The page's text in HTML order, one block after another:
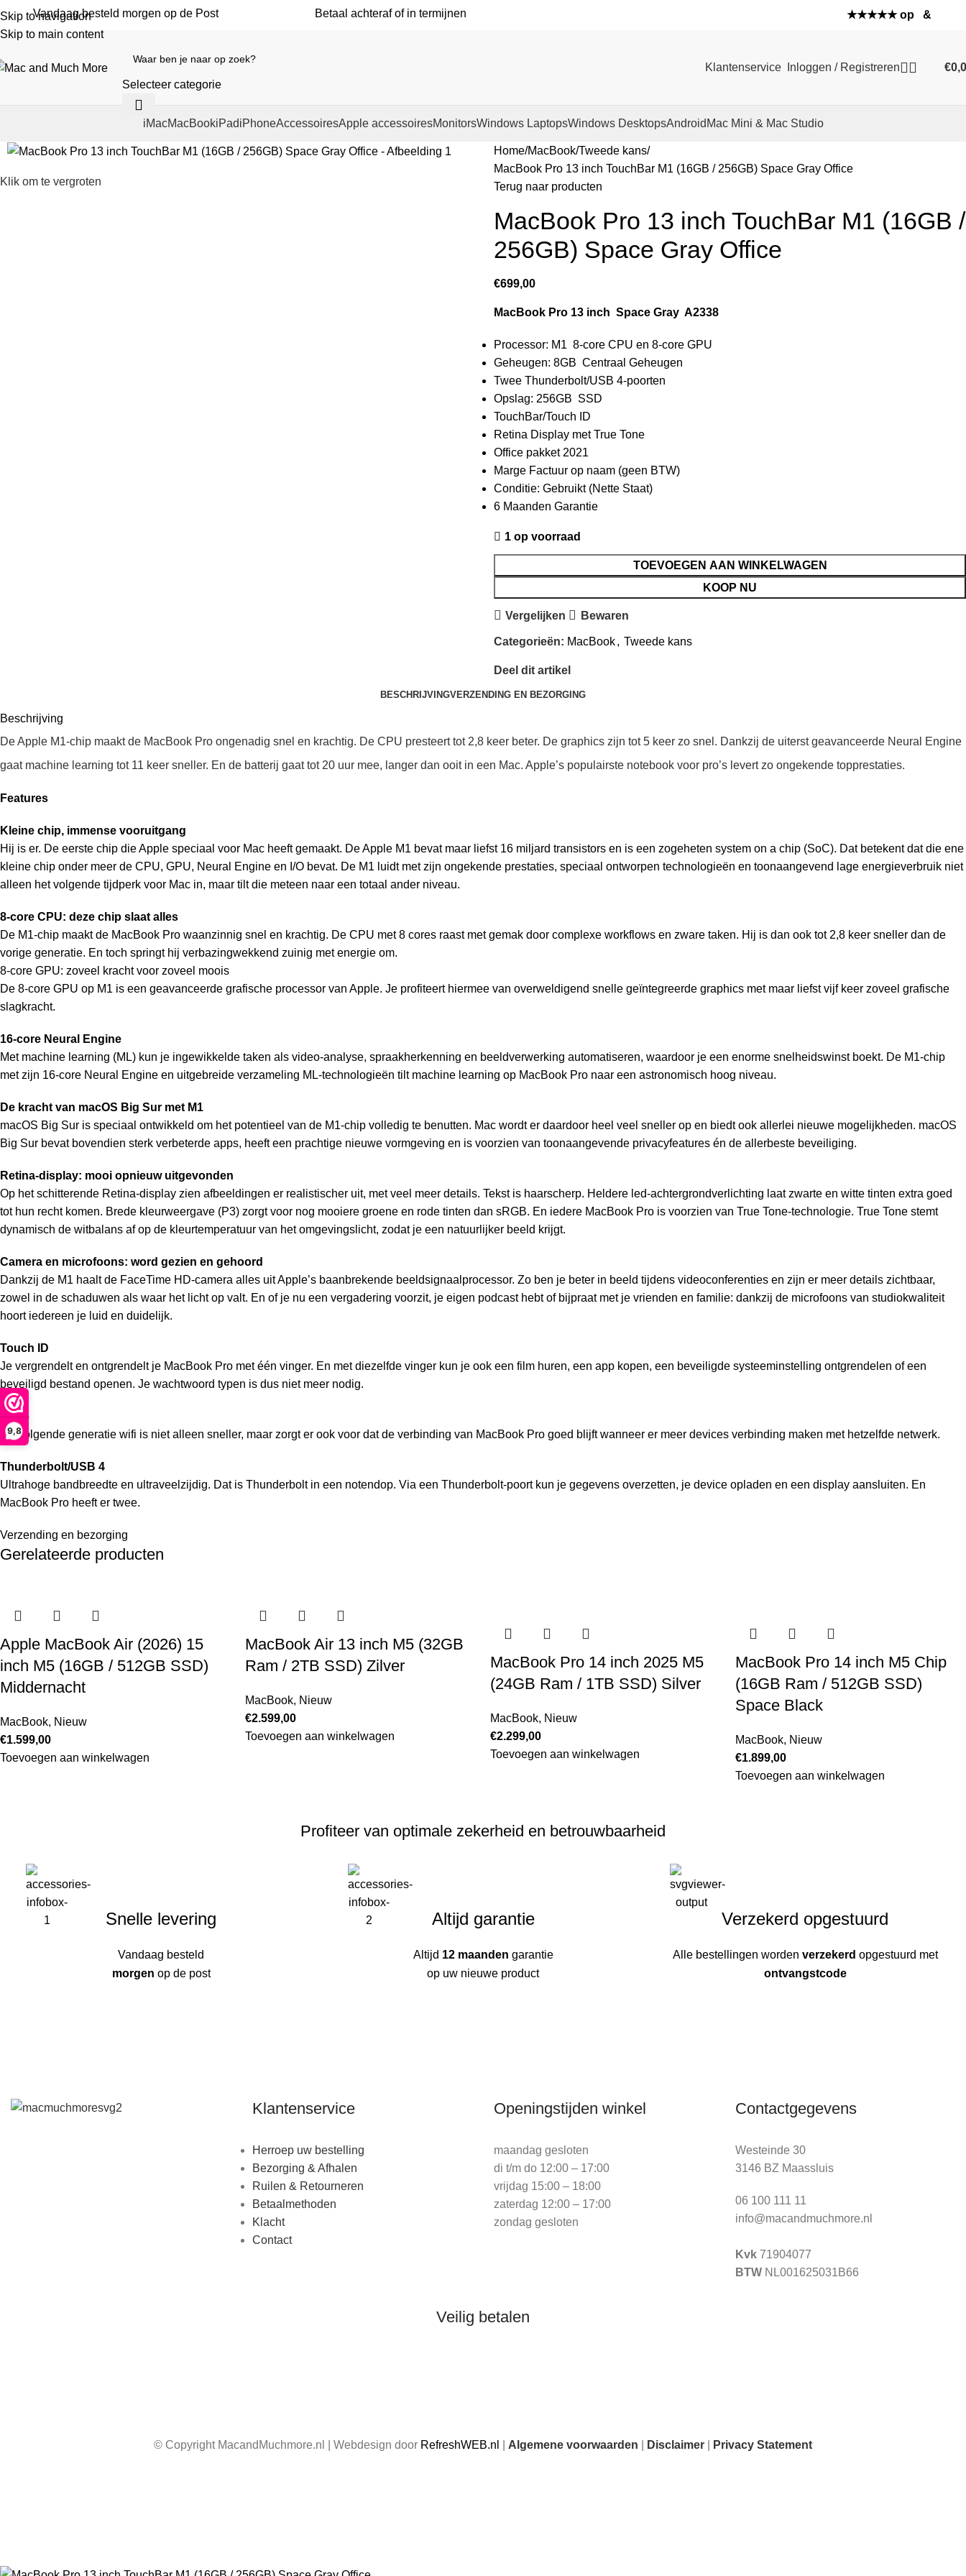
9,8
Skip to navigation
Skip to main content
Vandaag besteld morgen op de Post Betaal achteraf of in termijnen ★★★★★ op &
Selecteer categorie
Klantenservice Inloggen / Registreren €
iMacMacBookiPadiPhoneAccessoiresApple accessoiresMonitorsWindows LaptopsWindows DesktopsAndroid Mac Mini & Mac Studio
Klik om te vergroten
Home MacBook Tweede kans
MacBook Pro 13 inch TouchBar M1 (16GB / 256GB) Space Gray Office
Terug naar producten
MacBook Pro 13 inch TouchBar M1 (16GB /
256GB) Space Gray Office
€699,00
MacBook Pro 13 inch Space Gray A2338
Processor: M1 8-core CPU en 8-core GPU
Geheugen: 8GB Centraal Geheugen
Twee Thunderbolt/USB 4-poorten
Opslag: 256GB SSD
TouchBar/Touch ID
Retina Display met True Tone
Office pakket 2021
Marge Factuur op naam (geen BTW)
Conditie: Gebruikt (Nette Staat)
6 Maanden Garantie
1 op voorraad
TOEVOEGEN AAN WINKELWAGEN
KOOP NU
Vergelijken Bewaren
Categorieën: MacBook, Tweede kans
Deel dit artikel
BESCHRIJVINGVERZENDING EN BEZORGING
Beschrijving
De Apple M1‑chip maakt de MacBook Pro ongenadig snel en krachtig. De CPU presteert tot 2,8 keer beter. De graphics zijn tot 5 keer zo snel. Dankzij de uiterst geavanceerde Neural Engine
gaat machine learning tot 11 keer sneller. En de batterij gaat tot 20 uur mee, langer dan ooit in een Mac. Apple’s populairste notebook voor pro’s levert zo ongekende topprestaties.
Features
Kleine chip, immense vooruitgang
Hij is er. De eerste chip die Apple speciaal voor Mac heeft gemaakt. De Apple M1 bevat maar liefst 16 miljard transistors en is een zogeheten system on a chip (SoC). Dat betekent dat die ene
kleine chip onder meer de CPU, GPU, Neural Engine en I/O bevat. De M1 luidt met zijn ongekende prestaties, speciaal ontworpen technologieën en toonaangevend lage energieverbruik niet
alleen het volgende tijdperk voor Mac in, maar tilt die meteen naar een totaal ander niveau.
8‑core CPU: deze chip slaat alles
De M1‑chip maakt de MacBook Pro waanzinnig snel en krachtig. De CPU met 8 cores raast met gemak door complexe workflows en zware taken. Hij is dan ook tot 2,8 keer sneller dan de
vorige generatie. En toch springt hij verbazingwekkend zuinig met energie om.
8‑core GPU: zoveel kracht voor zoveel moois
De 8‑core GPU op M1 is een geavanceerde grafische processor van Apple. Je profiteert hiermee van overweldigend snelle geïntegreerde graphics met maar liefst vijf keer zoveel grafische
slagkracht.
16‑core Neural Engine
Met machine learning (ML) kun je ingewikkelde taken als video-analyse, spraakherkenning en beeld­verwerking automatiseren, waardoor je een enorme snelheidswinst boekt. De M1‑chip
met zijn 16‑core Neural Engine en uitgebreide verzameling ML-technologieën tilt machine learning op MacBook Pro naar een astronomisch hoog niveau.
De kracht van macOS Big Sur met M1
macOS Big Sur is speciaal ontwikkeld om het potentieel van de M1-chip volledig te benutten. Mac wordt er daardoor heel veel sneller op en biedt ook allerlei nieuwe mogelijkheden. macOS
Big Sur bevat bovendien sterk verbeterde apps, heeft een prachtige nieuwe vormgeving en is voorzien van toonaangevende privacy­features én de allerbeste beveiliging.
Retina-display: mooi opnieuw uitgevonden
Op het schitterende Retina-display zien afbeeldingen er realistischer uit, met veel meer details. Tekst is haarscherp. Heldere led-achtergrondverlichting laat zwarte en witte tinten extra goed
tot hun recht komen. Brede kleur­weergave (P3) zorgt voor nog mooiere groene en rode tinten dan sRGB. En iedere MacBook Pro is voorzien van True Tone-technologie. True Tone stemt
dynamisch de witbalans af op de kleur­temperatuur van het omgevings­licht, zodat je een natuurlijker beeld krijgt.
Camera en microfoons: word gezien en gehoord
Dankzij de M1 haalt de FaceTime HD-camera alles uit Apple’s baanbrekende beeldsignaalprocessor. Zo ben je beter in beeld tijdens videoconferenties en zijn er meer details zichtbaar,
zowel in de schaduwen als waar het licht op valt. En of je nu een vergadering voorzit, je eigen podcast hebt of bijpraat met je vrienden en familie: dankzij de microfoons van studiokwaliteit
hoort iedereen je luid en duidelijk.
Touch ID
Je vergrendelt en ontgrendelt je MacBook Pro met één vinger. En met diezelfde vinger kun je ook een film huren, een app kopen, een beveiligde systeem­instelling ontgrendelen of een
beveiligd bestand openen. Je wacht­woord typen is dus niet meer nodig.
Wifi 6
De volgende generatie wifi is niet alleen sneller, maar zorgt er ook voor dat de verbinding van MacBook Pro goed blijft wanneer er meer devices verbinding maken met hetzelfde netwerk.
Thunderbolt/USB 4
Ultrahoge bandbreedte en ultraveelzijdig. Dat is Thunderbolt in een notendop. Via een Thunderbolt-poort kun je gegevens overzetten, je device opladen en een display aansluiten. En
MacBook Pro heeft er twee.
Verzending en bezorging
Gerelateerde producten
Apple MacBook Air (2026) 15
inch M5 (16GB / 512GB SSD)
Middernacht
MacBook, Nieuw
€1.599,00
Toevoegen aan winkelwagen
MacBook Air 13 inch M5 (32GB
Ram / 2TB SSD) Zilver
MacBook, Nieuw
€2.599,00
Toevoegen aan winkelwagen
MacBook Pro 14 inch 2025 M5
(24GB Ram / 1TB SSD) Silver
MacBook, Nieuw
€2.299,00
Toevoegen aan winkelwagen
MacBook Pro 14 inch M5 Chip
(16GB Ram / 512GB SSD)
Space Black
MacBook, Nieuw
€1.899,00
Toevoegen aan winkelwagen
Profiteer van optimale zekerheid en betrouwbaarheid
Snelle levering
Vandaag besteld
morgen op de post
Altijd garantie
Altijd 12 maanden garantie
op uw nieuwe product
Verzekerd opgestuurd
Alle bestellingen worden verzekerd opgestuurd met
ontvangstcode
Klantenservice
Herroep uw bestelling
Bezorging & Afhalen
Ruilen & Retourneren
Betaalmethoden
Klacht
Contact
Openingstijden winkel
maandag gesloten
di t/m do 12:00 – 17:00
vrijdag 15:00 – 18:00
zaterdag 12:00 – 17:00
zondag gesloten
Contactgegevens
Westeinde 30
3146 BZ Maassluis
06 100 111 11
info@macandmuchmore.nl
Kvk71904077
BTWNL001625031B66
Veilig betalen
© Copyright MacandMuchmore.nl | Webdesign door RefreshWEB.nl Algemene voorwaarden Disclaimer| Privacy Statement